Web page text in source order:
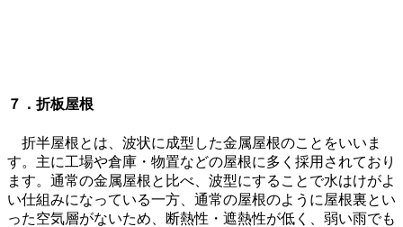
７．折板屋根
折半屋根とは、波状に成型した金属屋根のことをいいま
す。主に工場や倉庫・物置などの屋根に多く採用されており
ます。通常の金属屋根と比べ、波型にすることで水はけがよ
い仕組みになっている一方、通常の屋根のように屋根裏とい
った空気層がないため、断熱性・遮熱性が低く、弱い雨でも